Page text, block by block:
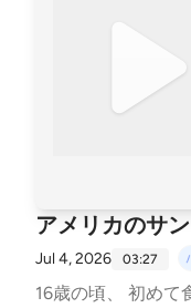
アメリカのサ
Jul 4, 2026 03:27
16歳の頃、 初めて